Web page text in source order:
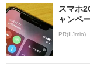
スマホ
ャンペ
PR(IIJmio)